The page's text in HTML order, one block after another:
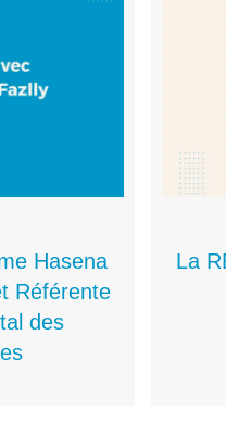
Hasena
Référente
des
La